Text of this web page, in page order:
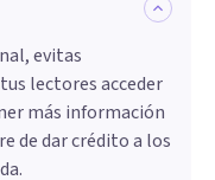
evitas
lectores acceder
más información
de dar crédito a los